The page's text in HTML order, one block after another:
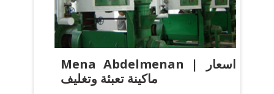
Mena Abdelmenan | اسعار
ماكينة تعبئة وتغليف